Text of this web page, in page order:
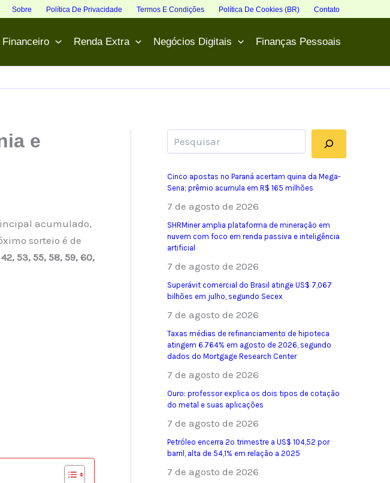
Sobre Política De Privacidade Termos E Condições Política De Cookies (BR) Contato
Renda Extra Negócios Digitais Finanças Pessoais
e
acumulado,
sorteio é de
42, 53, 55, 58, 59, 60,
Cinco apostas no Paraná acertam quina da Mega-
Sena; prêmio acumula em R$ 165 milhões
7 de agosto de 2026
SHRMiner amplia plataforma de mineração em
nuvem com foco em renda passiva e inteligência
artificial
7 de agosto de 2026
Superávit comercial do Brasil atinge US$ 7,067
bilhões em julho, segundo Secex
7 de agosto de 2026
Taxas médias de refinanciamento de hipoteca
atingem 6.764% em agosto de 2026, segundo
dados do Mortgage Research Center
7 de agosto de 2026
Ouro: professor explica os dois tipos de cotação
do metal e suas aplicações
7 de agosto de 2026
Petróleo encerra 2º trimestre a US$ 104,52 por
barril, alta de 54,1% em relação a 2025
7 de agosto de 2026